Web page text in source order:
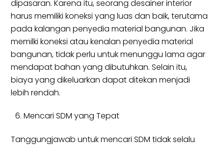
dipasaran. Karena itu, seorang desainer interior
harus memiliki koneksi yang luas dan baik, terutama
pada kalangan penyedia material bangunan. Jika
memilki koneksi atau kenalan penyedia material
bangunan, tidak perlu untuk menunggu lama agar
mendapat bahan yang dibutuhkan. Selain itu,
biaya yang dikeluarkan dapat ditekan menjadi
lebih rendah.
Mencari SDM yang Tepat
Tanggungjawab untuk mencari SDM tidak selalu